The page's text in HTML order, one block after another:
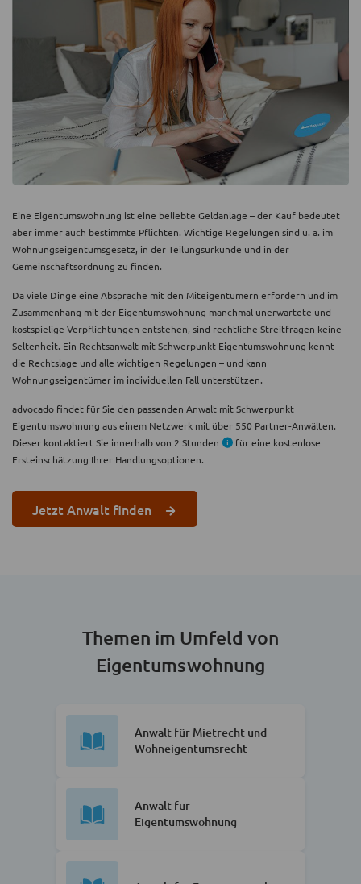
Eine Eigentumswohnung ist eine beliebte Geldanlage – der Kauf bedeutet
aber immer auch bestimmte Pflichten. Wichtige Regelungen sind u. a. im
Wohnungseigentumsgesetz, in der Teilungsurkunde und in der
Gemeinschaftsordnung zu finden.
Da viele Dinge eine Absprache mit den Miteigentümern erfordern und im
Zusammenhang mit der Eigentumswohnung manchmal unerwartete und
kostspielige Verpflichtungen entstehen, sind rechtliche Streitfragen keine
Seltenheit. Ein Rechtsanwalt mit Schwerpunkt Eigentumswohnung kennt
die Rechtslage und alle wichtigen Regelungen – und kann
Wohnungseigentümer im individuellen Fall unterstützen.
advocado findet für Sie den passenden Anwalt mit Schwerpunkt
Eigentumswohnung aus einem Netzwerk mit über 550 Partner-Anwälten.
Dieser kontaktiert Sie innerhalb von 2 Stunden
für eine kostenlose
Ersteinschätzung Ihrer Handlungsoptionen.
Jetzt Anwalt finden
Themen im Umfeld von
Eigentumswohnung
Anwalt für Mietrecht und
Wohneigentumsrecht
Anwalt für
Eigentumswohnung